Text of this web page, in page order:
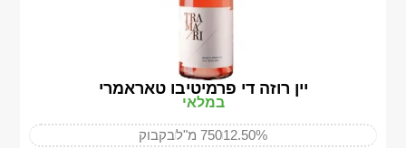
יין רוזה די פרמיטיבו טאראמרי
במלאי
12.50%750 מ"ל בקבוק